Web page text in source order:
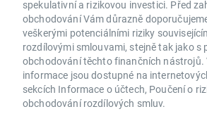
spekulativní a rizikovou investici. Před
obchodování Vám důrazně
veškerými potenciálními riziky
rozdílovými smlouvami, stejně tak jako s
obchodování těchto finančních nástrojů.
informace jsou dostupné na
sekcích Informace o účtech, Poučení o
obchodování rozdílových smluv.